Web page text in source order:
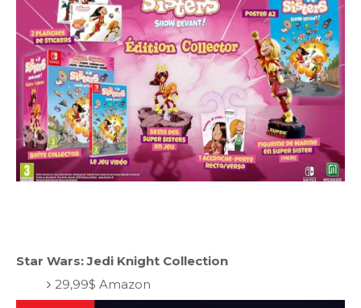
Star Wars: Jedi Knight Collection
29,99$ Amazon